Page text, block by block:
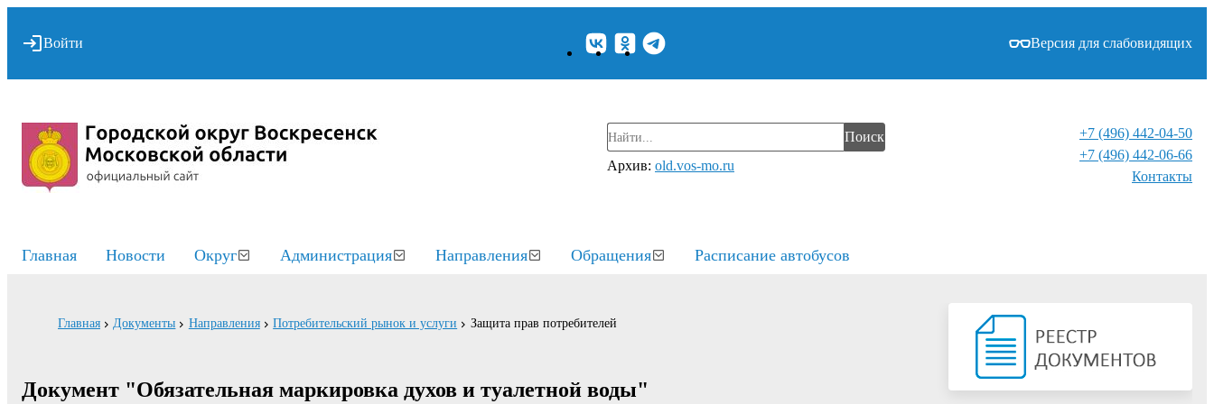
Войти Версия для слабовидящих
Поиск
Архив: old.vos-mo.ru
+7 (496) 442-04-50
+7 (496) 442-06-66
Контакты⁠
Главная Новости Округ Администрация Направления Обращения Расписание автобусов
Главная Документы Направления Потребительский рынок и услуги Защита прав потребителей
Документ "Обязательная маркировка духов и туалетной воды"